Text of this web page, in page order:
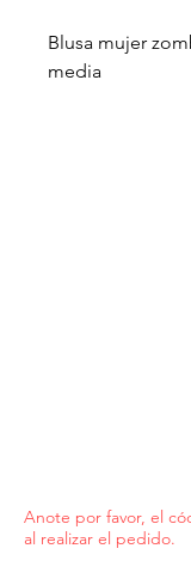
Blusa mujer
media
Anote por favor, el
al realizar el pedido.